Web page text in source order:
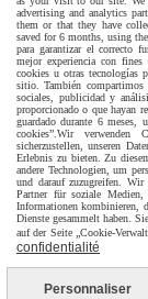
advertising and analytics
them or that they have
saved for 6 months, using
para garantizar el correcto
mejor experiencia con fines
cookies u otras tecnologías
sitio. También
sociales, publicidad y
proporcionado o que hayan
guardado durante 6 meses,
cookies”. Wir verwenden
sicherzustellen, unseren
Erlebnis zu bieten. Zu
andere Technologien, um
und darauf zuzugreifen. Wir
Partner für soziale
Informationen kombinieren,
Dienste gesammelt haben.
auf der Seite „Cookie-
confidentialité
Personnaliser